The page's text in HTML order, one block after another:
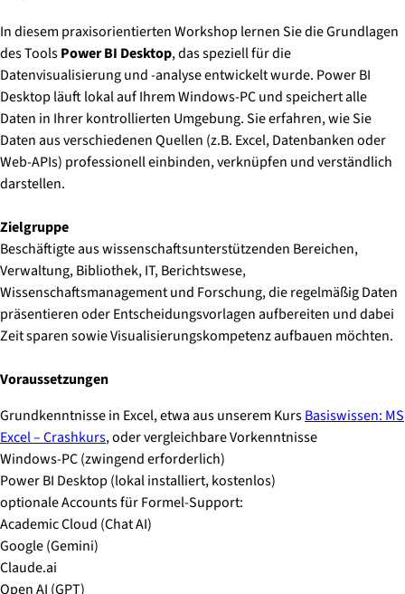
In diesem praxisorientierten Workshop lernen Sie die Grundlagen
des ToolsPower BI Desktop, das speziell für die
Datenvisualisierung und -analyse entwickelt wurde. Power BI
Desktop läuft lokal auf Ihrem Windows-PC und speichert alle
Daten in Ihrer kontrollierten Umgebung. Sie erfahren, wie Sie
Daten aus verschiedenen Quellen (z.B. Excel, Datenbanken oder
Web-APIs) professionell einbinden, verknüpfen und verständlich
darstellen.
Zielgruppe
Beschäftigte aus wissenschaftsunterstützenden Bereichen,
Verwaltung, Bibliothek, IT, Berichtswese,
Wissenschaftsmanagement und Forschung, die regelmäßig Daten
präsentieren oder Entscheidungsvorlagen aufbereiten und dabei
Zeit sparen sowie Visualisierungskompetenz aufbauen möchten.
Voraussetzungen
Grundkenntnisse in Excel, etwa aus unserem KursBasiswissen: MS
Excel – Crashkurs, oder vergleichbare Vorkenntnisse
Windows-PC (zwingend erforderlich)
Power BI Desktop (lokal installiert, kostenlos)
optionale Accounts für Formel-Support:
Academic Cloud (Chat AI)
Google (Gemini)
Claude.ai
Open AI (GPT)